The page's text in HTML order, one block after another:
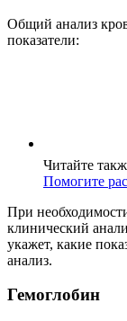
Общий анализ
показатели:
Читайте
Помогите
При
клинический
укажет, какие
анализ.
Гемоглобин